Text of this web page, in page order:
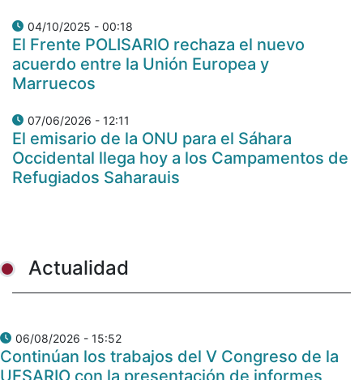
04/10/2025 - 00:18
El Frente POLISARIO rechaza el nuevo
acuerdo entre la Unión Europea y
Marruecos
07/06/2026 - 12:11
El emisario de la ONU para el Sáhara
Occidental llega hoy a los Campamentos de
Refugiados Saharauis
Actualidad
06/08/2026 - 15:52
Continúan los trabajos del V Congreso de la
UESARIO con la presentación de informes